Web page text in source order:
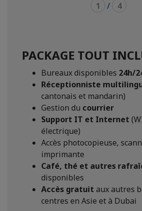
1 / 4
PACKAGE TOUT
Bureaux disponibles 24h/
Réceptionniste
cantonais et mandarin)
Gestion du courrier
Support IT et Internet
électrique)
Accès photocopieuse,
imprimante
Café, thé et autres
disponibles
Accès gratuit aux autres
centres en Asie et à Dubai